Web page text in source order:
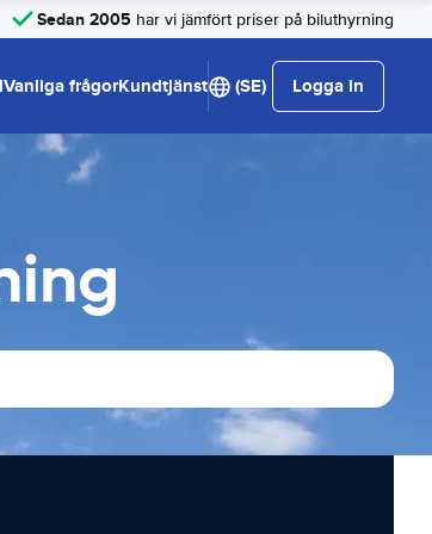
Sedan 2005 har vi jämfört priser på biluthyrning
Vanliga frågorKundtjänst (SE) Logga in